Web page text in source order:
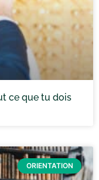
ce que tu dois
ORIENTATION